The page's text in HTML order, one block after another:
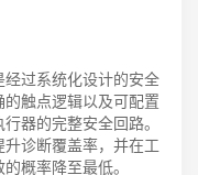
过系统化设计的安全
触点逻辑以及可配置
器的完整安全回路。
诊断覆盖率，并在工
概率降至最低。